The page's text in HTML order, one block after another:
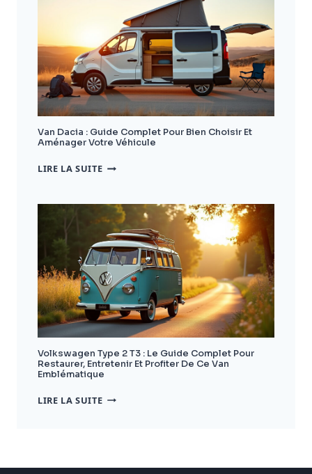
COMPLET
POUR
BIEN
CHOISIR
ET
AMÉNAGER
VOTRE
VÉHICULE
Van Dacia : Guide Complet Pour Bien Choisir Et
Aménager Votre Véhicule
LIRE LA SUITEVAN
GUIDE
COMPLET
POUR
BIEN
CHOISIR
ET
AMÉNAGER
VOTRE
VÉHICULE
Volkswagen Type 2 T3 : Le Guide Complet Pour
Restaurer, Entretenir Et Profiter De Ce Van
Emblématique
LIRE LA SUITEVOLKSWAGEN